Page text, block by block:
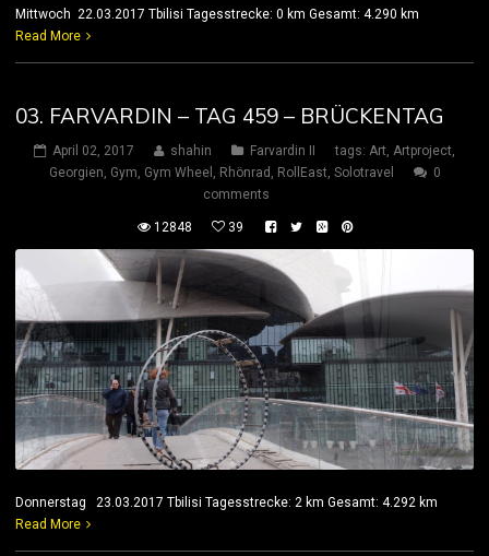
Mittwoch 22.03.2017 Tbilisi Tagesstrecke: 0 km Gesamt: 4.290 km
Read More
03. FARVARDIN – TAG 459 – BRÜCKENTAG
April 02, 2017 shahin Farvardin II tags: Art Artproject
Georgien Gym Gym Wheel Rhönrad RollEast Solotravel
0
comments
12848 39
Donnerstag 23.03.2017 Tbilisi Tagesstrecke: 2 km Gesamt: 4.292 km
Read More